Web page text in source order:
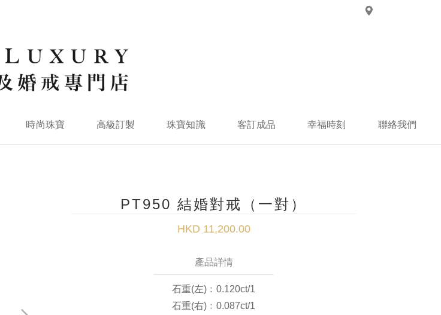
時尚珠寶 高級訂製 珠寶知識 客訂成品 幸福時刻 聯絡我們
PT950 結婚對戒（一對）
HKD 11,200.00
產品詳情
石重(左)﹕0.120ct/1
石重(右)﹕0.087ct/1